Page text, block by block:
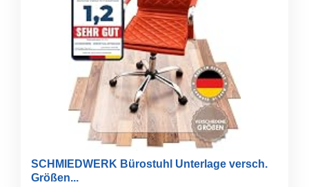
SCHMIEDWERK Bürostuhl Unterlage versch.
Größen...